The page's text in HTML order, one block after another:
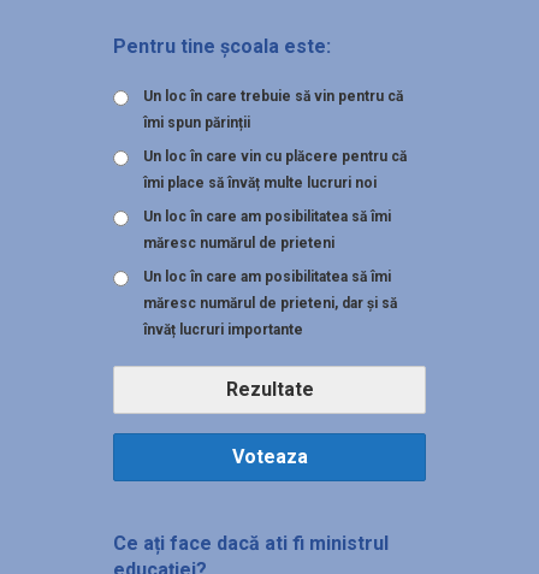
Pentru tine școala este:
Un loc în care trebuie să vin pentru că
îmi spun părinții
Un loc în care vin cu plăcere pentru că
îmi place să învăț multe lucruri noi
Un loc în care am posibilitatea să îmi
măresc numărul de prieteni
Un loc în care am posibilitatea să îmi
măresc numărul de prieteni, dar și să
învăț lucruri importante
Rezultate
Voteaza
Ce ați face dacă ati fi ministrul
educației?